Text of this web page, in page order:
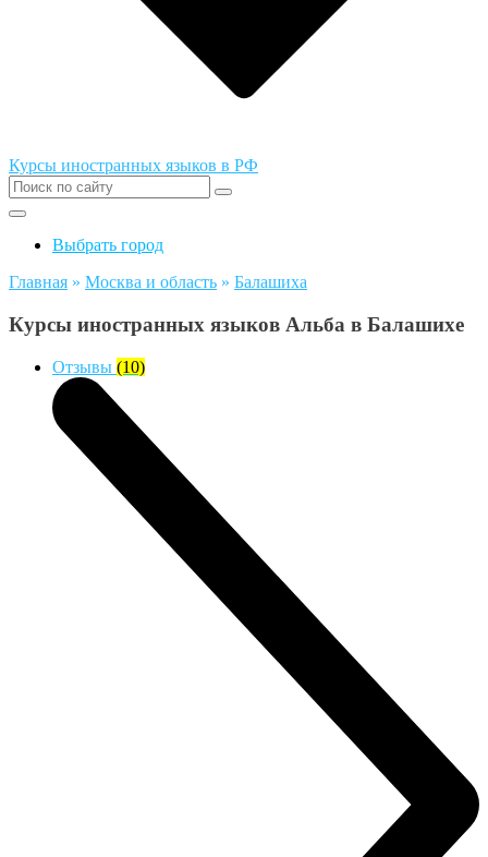
Курсы иностранных языков в РФ
Выбрать город
Главная » Москва и область » Балашиха
Курсы иностранных языков Альба в Балашихе
Отзывы (10)